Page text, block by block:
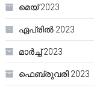
മെയ്‌ 2023
ഏപ്രിൽ 2023
മാർച്ച്‌ 2023
ഫെബ്രുവരി 2023